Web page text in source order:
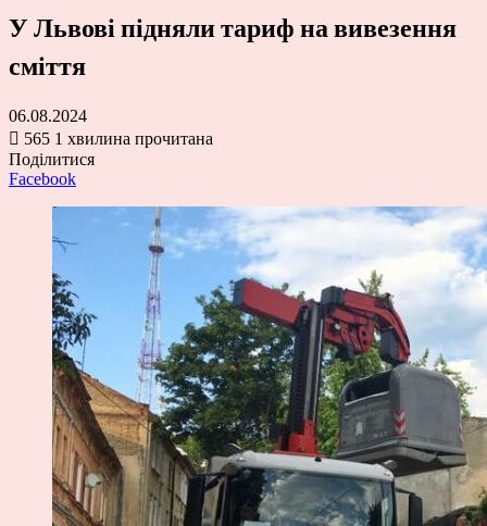
У Львові підняли тариф на вивезення
сміття
06.08.2024
565 1 хвилина прочитана
Поділитися
Facebook